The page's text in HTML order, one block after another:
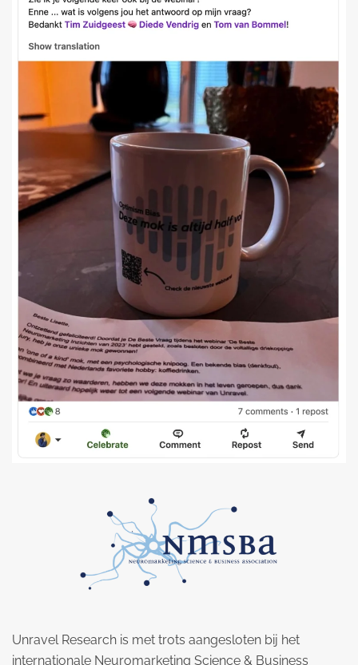
Unravel Research is met trots aangesloten bij het
internationale Neuromarketing Science & Business